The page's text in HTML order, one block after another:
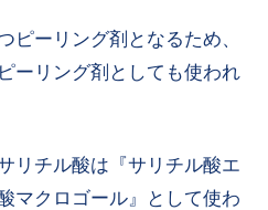
ピーリング剤となるため、
ーリング剤としても使われ
リチル酸は『サリチル酸エ
マクロゴール』として使わ